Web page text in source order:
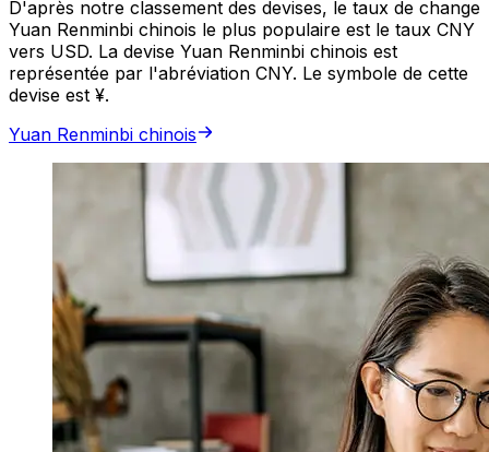
D'après notre classement des devises, le taux de change
Yuan Renminbi chinois le plus populaire est le taux CNY
vers USD. La devise Yuan Renminbi chinois est
représentée par l'abréviation CNY. Le symbole de cette
devise est ¥.
Yuan Renminbi chinois